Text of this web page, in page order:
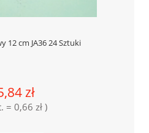
12 cm JA36 24 Sztuki
zł
= 0,66 zł )